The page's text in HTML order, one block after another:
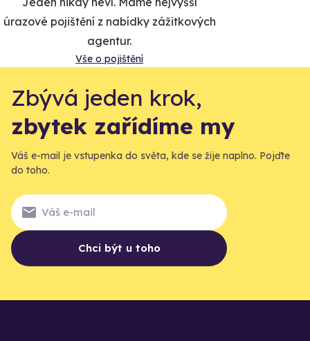
úrazové pojištění z nabídky zážitkových
agentur.
Vše o pojištění
Zbývá jeden krok,
zbytek zařídíme my
Váš e-mail je vstupenka do světa, kde se žije naplno. Pojďte
do toho.
Chci být u toho